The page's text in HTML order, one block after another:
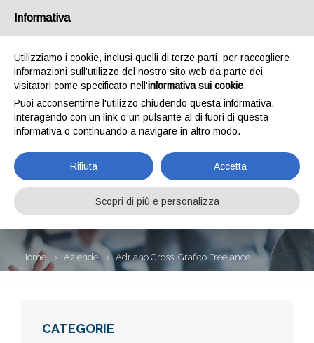
ADRIANO GROSSI
GRAFICO
FREELANCE
Home Aziende Adriano Grossi Grafico Freelance
CATEGORIE
Informativa
Utilizziamo i cookie, inclusi quelli di terze parti, per raccogliere
informazioni sull’utilizzo del nostro sito web da parte dei
visitatori come specificato nell'informativa sui cookie.
Puoi acconsentirne l'utilizzo chiudendo questa informativa,
interagendo con un link o un pulsante al di fuori di questa
informativa o continuando a navigare in altro modo.
Rifiuta Accetta
Scopri di più e personalizza